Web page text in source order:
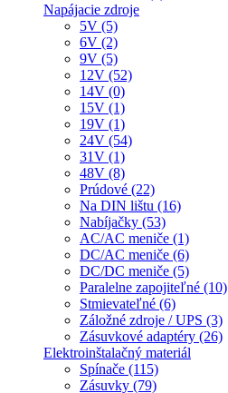
Napájacie zdroje
5V (5)
6V (2)
9V (5)
12V (52)
14V (0)
15V (1)
19V (1)
24V (54)
31V (1)
48V (8)
Prúdové (22)
Na DIN lištu (16)
Nabíjačky (53)
AC/AC meniče (1)
DC/AC meniče (6)
DC/DC meniče (5)
Paralelne zapojiteľné (10)
Stmievateľné (6)
Záložné zdroje / UPS (3)
Zásuvkové adaptéry (26)
Elektroinštalačný materiál
Spínače (115)
Zásuvky (79)